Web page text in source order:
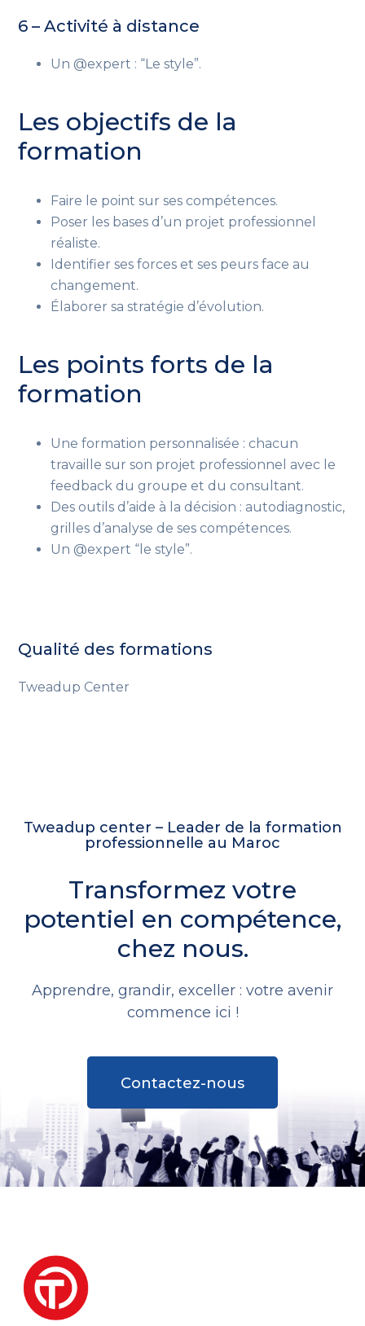
6 – Activité à distance
Un @expert : “Le style”.
Les objectifs de la
formation
Faire le point sur ses compétences.
Poser les bases d’un projet professionnel
réaliste.
Identifier ses forces et ses peurs face au
changement.
Élaborer sa stratégie d’évolution.
Les points forts de la
formation
Une formation personnalisée : chacun
travaille sur son projet professionnel avec le
feedback du groupe et du consultant.
Des outils d’aide à la décision : autodiagnostic,
grilles d’analyse de ses compétences.
Un @expert “le style”.
Qualité des formations
Tweadup Center
Tweadup center – Leader de la formation
professionnelle au Maroc
Transformez votre
potentiel en compétence,
chez nous.
Apprendre, grandir, exceller : votre avenir
commence ici !
Contactez-nous